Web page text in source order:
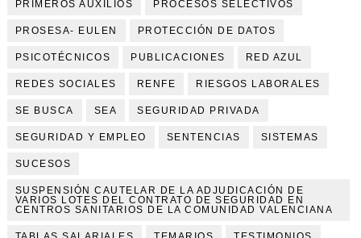
PRIMEROS AUXILIOS PROCESOS SELECTIVOS
PROSESA- EULEN PROTECCIÓN DE DATOS
PSICOTÉCNICOS PUBLICACIONES RED AZUL
REDES SOCIALES RENFE RIESGOS LABORALES
SE BUSCA SEA SEGURIDAD PRIVADA
SEGURIDAD Y EMPLEO SENTENCIAS SISTEMAS
SUCESOS
SUSPENSIÓN CAUTELAR DE LA ADJUDICACIÓN DE
VARIOS LOTES DEL CONTRATO DE SEGURIDAD EN
CENTROS SANITARIOS DE LA COMUNIDAD VALENCIANA